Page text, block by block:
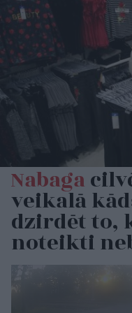
Nabaga
veikalā
dzirdēt to,
noteikti